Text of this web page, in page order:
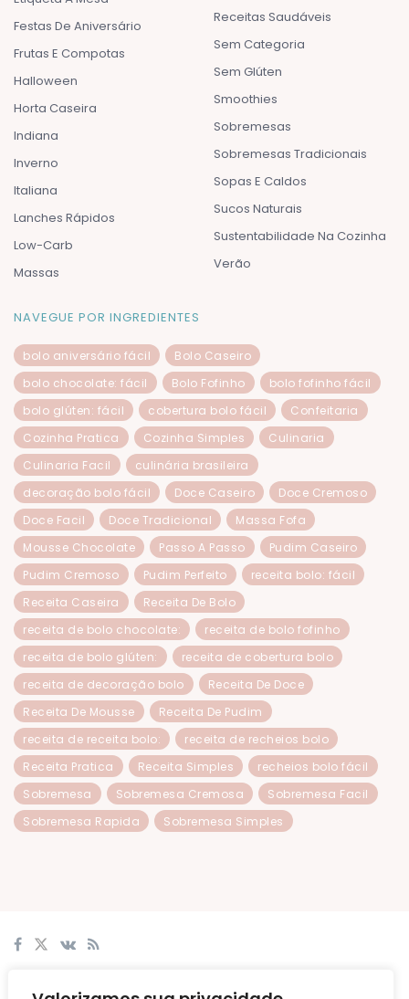
Festas De Aniversário
Frutas E Compotas
Halloween
Horta Caseira
Indiana
Inverno
Italiana
Lanches Rápidos
Low-Carb
Massas
Receitas Saudáveis
Sem Categoria
Sem Glúten
Smoothies
Sobremesas
Sobremesas Tradicionais
Sopas E Caldos
Sucos Naturais
Sustentabilidade Na Cozinha
Verão
NAVEGUE POR INGREDIENTES
bolo aniversário fácil
Bolo Caseiro
bolo chocolate: fácil
Bolo Fofinho
bolo fofinho fácil
bolo glúten: fácil
cobertura bolo fácil
Confeitaria
Cozinha Pratica
Cozinha Simples
Culinaria
Culinaria Facil
culinária brasileira
decoração bolo fácil
Doce Caseiro
Doce Cremoso
Doce Facil
Doce Tradicional
Massa Fofa
Mousse Chocolate
Passo A Passo
Pudim Caseiro
Pudim Cremoso
Pudim Perfeito
receita bolo: fácil
Receita Caseira
Receita De Bolo
receita de bolo chocolate:
receita de bolo fofinho
receita de bolo glúten:
receita de cobertura bolo
receita de decoração bolo
Receita De Doce
Receita De Mousse
Receita De Pudim
receita de receita bolo:
receita de recheios bolo
Receita Pratica
Receita Simples
recheios bolo fácil
Sobremesa
Sobremesa Cremosa
Sobremesa Facil
Sobremesa Rapida
Sobremesa Simples